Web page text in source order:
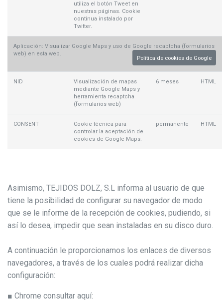
utiliza el botón Tweet en
nuestras páginas. Cookie
continua instalado por
Twitter.
Aplicación: Visualizar Google Maps y uso de Google recaptcha (formularios
web) en esta web.
Política de cookies de Google
NID
Visualización de mapas
mediante Google Maps y
herramienta recaptcha
(formularios web)
6 meses HTML
CONSENT
Cookie técnica para
controlar la aceptación de
cookies de Google Maps.
permanente HTML
Asimismo, TEJIDOS DOLZ, S.L informa al usuario de que
tiene la posibilidad de configurar su navegador de modo
que se le informe de la recepción de cookies, pudiendo, si
así lo desea, impedir que sean instaladas en su disco duro.
A continuación le proporcionamos los enlaces de diversos
navegadores, a través de los cuales podrá realizar dicha
configuración:
■ Chrome consultar aquí: